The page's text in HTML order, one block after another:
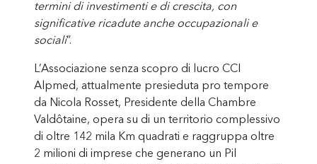
termini di investimenti e di crescita, con
significative ricadute anche occupazionali e
sociali”.
L’Associazione senza scopro di lucro CCI
Alpmed, attualmente presieduta pro tempore
da Nicola Rosset, Presidente della Chambre
Valdôtaine, opera su di un territorio complessivo
di oltre 142 mila Km quadrati e raggruppa oltre
2 milioni di imprese che generano un Pil